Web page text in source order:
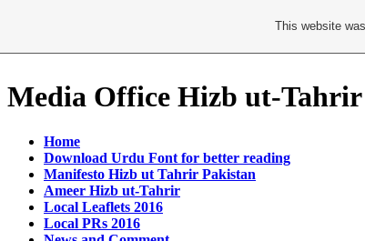
Media Office Hizb ut-
Home
Download Urdu Font for better reading
Manifesto Hizb ut Tahrir Pakistan
Ameer Hizb ut-Tahrir
Local Leaflets 2016
Local PRs 2016
This website